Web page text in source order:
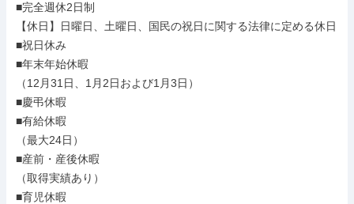
■完全週休2日制
【休日】日曜日、土曜日、国民の祝日に関する法律に定める休日
■祝日休み
■年末年始休暇
（12月31日、1月2日および1月3日）
■慶弔休暇
■有給休暇
（最大24日）
■産前・産後休暇
（取得実績あり）
■育児休暇